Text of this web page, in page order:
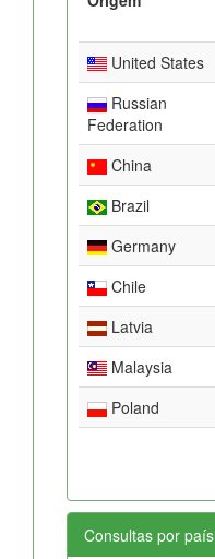
United States
Russian
Federation
China
Brazil
Germany
Chile
Latvia
Malaysia
Poland
Consultas por país